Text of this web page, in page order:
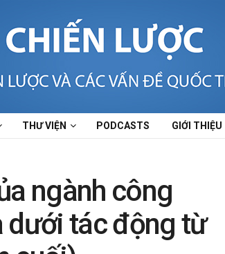
THƯ VIỆN PODCASTS GIỚI THIỆU
ngành công
dưới tác động từ